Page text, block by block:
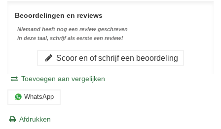
Beoordelingen en reviews
Niemand heeft nog een review geschreven
in deze taal, schrijf als eerste een review!
Scoor en of schrijf een beoordeling
Toevoegen aan vergelijken
WhatsApp
Afdrukken